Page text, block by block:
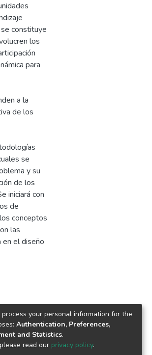
constituye
los
para
a la
de los
se
y su
de los
iniciará con
de
conceptos
las
en el diseño
your personal information for the
Authentication, Preferences,
and Statistics.
read our privacy policy.